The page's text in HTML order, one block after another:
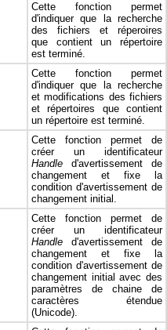
Cette fonction permet
d'indiquer que la recherche
des fichiers et réperoires
que contient un répertoire
est terminé.
Cette fonction permet
d'indiquer que la recherche
et modifications des fichiers
et répertoires que contient
un répertoire est terminé.
Cette fonction permet de
créer un identificateur
Handle d'avertissement de
changement et fixe la
condition d'avertissement de
changement initial.
Cette fonction permet de
créer un identificateur
Handle d'avertissement de
changement et fixe la
condition d'avertissement de
changement initial avec des
paramètres de chaine de
caractères étendue
(Unicode).